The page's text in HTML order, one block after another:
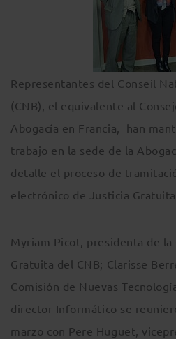
Representantes del Conseil
(CNB), el equivalente al
Abogacía en Francia, han
trabajo en la sede de la
detalle el proceso de
electrónico de Justicia
Myriam Picot, presidenta de la
Gratuita del CNB; Clarisse
Comisión de Nuevas
director Informático se
marzo con Pere Huguet,